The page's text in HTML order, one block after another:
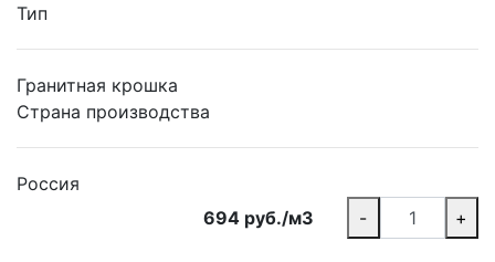
Тип
Гранитная крошка
Страна производства
Россия
694 руб./м3
- +